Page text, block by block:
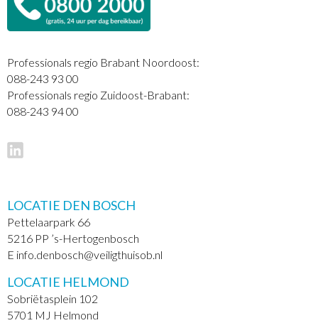
Professionals regio Brabant Noordoost:
088-243 93 00
Professionals regio Zuidoost-Brabant:
088-243 94 00
LOCATIE DEN BOSCH
Pettelaarpark 66
5216 PP ’s-Hertogenbosch
E info.denbosch@veiligthuisob.nl
LOCATIE HELMOND
Sobriëtasplein 102
5701 MJ Helmond